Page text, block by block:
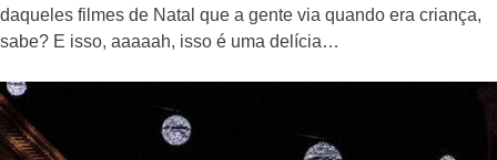
daqueles filmes de Natal que a gente via quando era criança,
sabe? E isso, aaaaah, isso é uma delícia…